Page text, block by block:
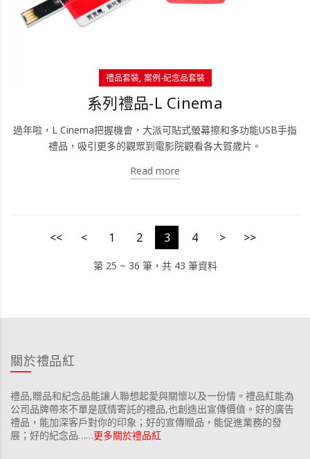
禮品套裝 案例-紀念品套裝
系列禮品-L Cinema
過年啦，L Cinema把握機會，大派可貼式螢幕擦和多功能USB手指
禮品，吸引更多的觀眾到電影院觀看各大賀歲片。
Read more
<< < 1 2 3 4 > >>
第 25 ~ 36 筆，共 43 筆資料
關於禮品紅
禮品,贈品和紀念品能讓人聯想起愛與關懷以及一份情。禮品紅能為
公司品牌帶來不單是感情寄託的禮品,也創造出宣傳價值。好的廣告
禮品，能加深客戶對你的印象；好的宣傳贈品，能促進業務的發
展；好的紀念品……更多關於禮品紅